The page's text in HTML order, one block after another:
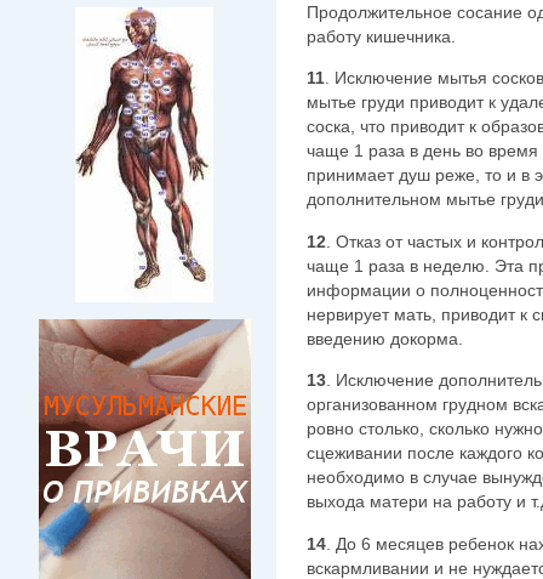
Продолжительное сосание
работу кишечника.
11. Исключение мытья
мытье груди приводит к
соска, что приводит к
чаще 1 раза в день во
принимает душ реже, то и в
дополнительном мытье
12 . Отказ от частых и
чаще 1 раза в неделю. Эта
информации о
нервирует мать, приводит к
введению докорма.
13. Исключение
организованном грудном
ровно столько, сколько
сцеживании после каждого
необходимо в случае
выхода матери на работу и
14 . До 6 месяцев ребенок
вскармливании и не